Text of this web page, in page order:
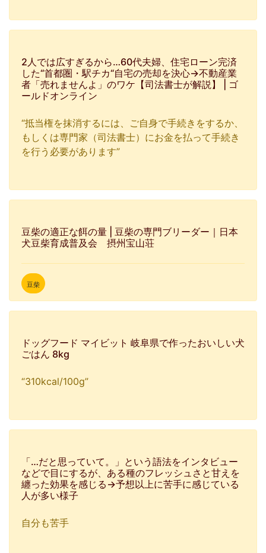
2人では広すぎるから…60代夫婦、住宅ローン完済
した“首都圏・駅チカ“自宅の売却を決心→不動産業
者「売れませんよ」のワケ【司法書士が解説】 | ゴ
ールドオンライン
“抵当権を抹消するには、ご自身で手続きをするか、
もしくは専門家（司法書士）にお金を払って手続き
を行う必要があります”
豆柴の適正な餌の量 | 豆柴の専門ブリーダー｜日本
犬豆柴育成普及会 摂州宝山荘
豆柴
ドッグフード マイビット 岐阜県で作ったおいしい犬
ごはん 8kg
“310kcal/100g”
「…だと思っていて。」という語法をインタビュー
などで目にするが、ある種のフレッシュさと甘えを
纏った効果を感じる→予想以上に苦手に感じている
人が多い様子
自分も苦手